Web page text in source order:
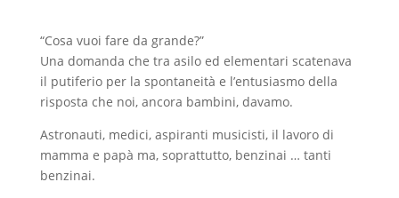
“Cosa vuoi fare da grande?”
Una domanda che tra asilo ed elementari scatenava
il putiferio per la spontaneità e l’entusiasmo della
risposta che noi, ancora bambini, davamo.
Astronauti, medici, aspiranti musicisti, il lavoro di
mamma e papà ma, soprattutto, benzinai … tanti
benzinai.